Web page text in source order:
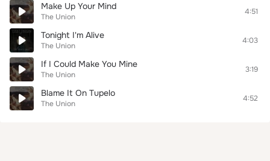
Make Up Your Mind
The Union
4:51
Tonight I'm Alive
The Union
4:03
If I Could Make You Mine
The Union
3:19
Blame It On Tupelo
The Union
4:52